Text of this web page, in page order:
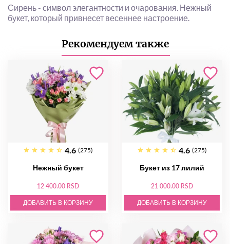
Сирень - символ элегантности и очарования. Нежный
букет, который привнесет весеннее настроение.
Рекомендуем также
4.6 (275)
Нежный букет
12 400.00 RSD
ДОБАВИТЬ В КОРЗИНУ
4.6 (275)
Букет из 17 лилий
21 000.00 RSD
ДОБАВИТЬ В КОРЗИНУ